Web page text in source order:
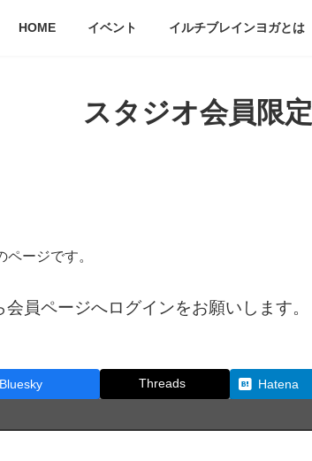
HOME イベント イルチブレインヨガとは
スタジオ会員限定
ージです。
員ページへログインをお願いします。
Threads Hatena